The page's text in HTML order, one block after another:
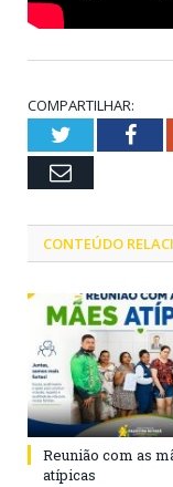
COMPARTILHAR:
Twitter
Email
CONTEÚDO
Reunião com as
atípicas